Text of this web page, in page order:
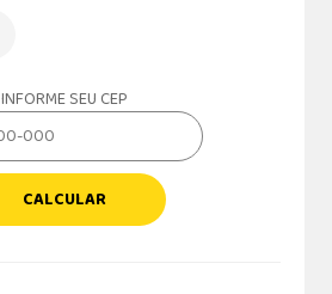
INFORME SEU CEP
CALCULAR